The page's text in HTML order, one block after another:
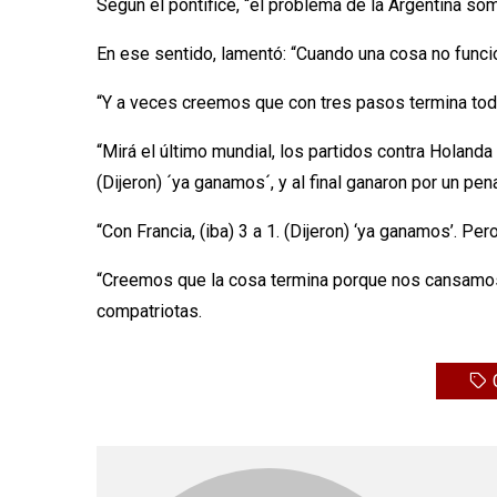
Según el pontífice, “el problema de la Argentina
En ese sentido, lamentó: “Cuando una cosa no
“Y a veces creemos que con tres pasos termina
“Mirá el último mundial, los partidos contra
(Dijeron) ´ya ganamos´, y al final ganaron por un
“Con Francia, (iba) 3 a 1. (Dijeron) ‘ya ganamos’.
“Creemos que la cosa termina porque nos
compatriotas.